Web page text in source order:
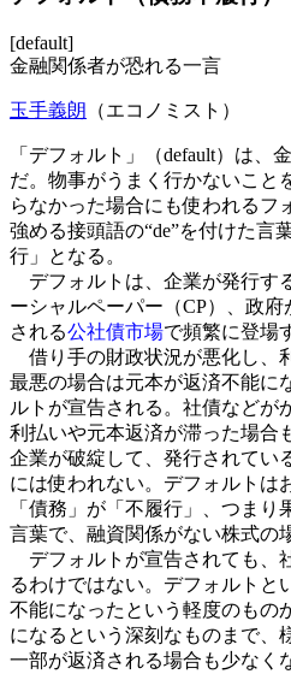
[default]
金融関係者が恐れる一言
玉手義朗 （エコノミスト）
「デフォルト」（default）は、
だ。物事がうまく行かないこと
らなかった場合にも使われるフ
強める接頭語の“de”を付けた言
行」となる。
デフォルトは、企業が発行す
ーシャルペーパー（CP）、政府
される公社債市場で頻繁に登場
借り手の財政状況が悪化し、
最悪の場合は元本が返済不能に
ルトが宣告される。社債などが
利払いや元本返済が滞った場合
企業が破綻して、発行されてい
には使われない。デフォルトは
「債務」が「不履行」、つま
言葉で、融資関係がない株式の
デフォルトが宣告されても、
るわけではない。デフォルトと
不能になったという軽度のもの
になるという深刻なものまで、
一部が返済される場合も少なく